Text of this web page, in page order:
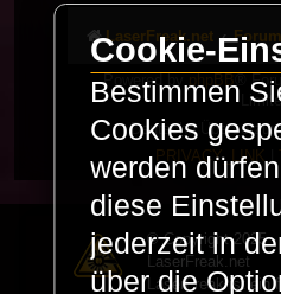
LaserFreak.net Forum
Powered by phpBB
®
Deutsche
PRIVACY_LINK
© Copyright 2025 -
LaserFreak.net
LaserFreak ist ein
Cookie-
Bestimmen
Cookies
werden
diese
jederzeit in
über die